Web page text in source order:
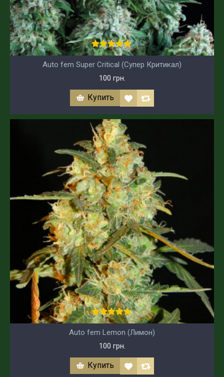
Auto fem Super Critical (Супер Критикал)
100 грн.
Купить
Auto fem Lemon (Лимон)
100 грн.
Купить